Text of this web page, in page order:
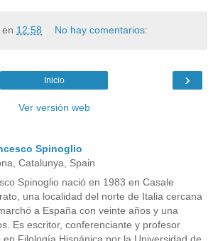
en 12:58 No hay comentarios:
›
Inicio
Ver versión web
Spinoglio
Catalunya, Spain
Spinoglio nació en 1983 en Casale
una localidad del norte de Italia cercana
a España con veinte años y una
Es escritor, conferenciante y profesor